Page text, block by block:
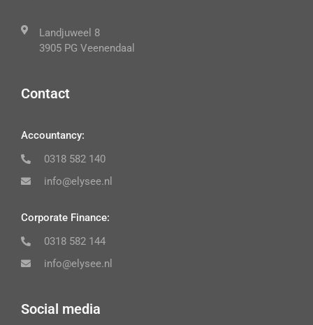
Landjuweel 8
3905 PG Veenendaal
Contact
Accountancy:
0318 582 140
info@elysee.nl
Corporate Finance:
0318 582 144
info@elysee.nl
Social media